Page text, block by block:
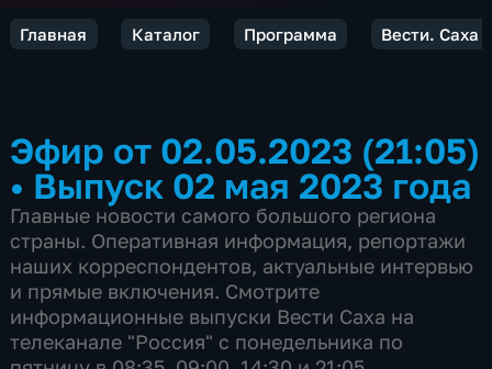
Главная Каталог Программа Вести. Саха
Эфир от 02.05.2023 (21:05)
• Выпуск 02 мая 2023 года
Главные новости самого большого региона
страны. Оперативная информация, репортажи
наших корреспондентов, актуальные интервью
и прямые включения. Смотрите
информационные выпуски Вести Саха на
телеканале "Россия" с понедельника по